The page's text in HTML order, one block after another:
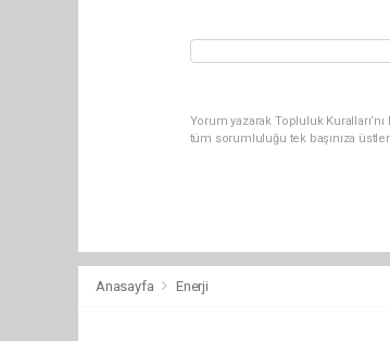
Yorum yazarak Topluluk
tüm sorumluluğu tek başınıza
Anasayfa Enerji